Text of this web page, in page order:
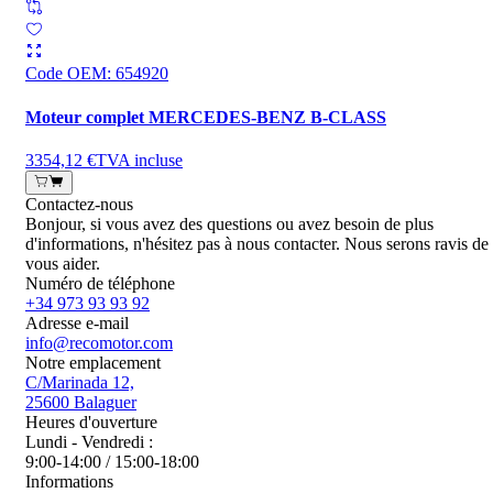
Code OEM: 654920
Moteur complet MERCEDES-BENZ B-CLASS
3354,12 €TVA incluse
Contactez-nous
Bonjour, si vous avez des questions ou avez besoin de plus
d'informations, n'hésitez pas à nous contacter. Nous serons ravis de
vous aider.
Numéro de téléphone
+34 973 93 93 92
Adresse e-mail
info@recomotor.com
Notre emplacement
C/Marinada 12,
25600 Balaguer
Heures d'ouverture
Lundi - Vendredi :
9:00-14:00 / 15:00-18:00
Informations